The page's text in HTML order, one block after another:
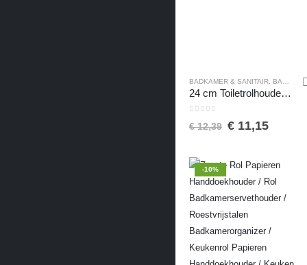
BADKAMER & SANITAIR BADKAMER ACCESSOIRES
24 cm Toiletrolhouder – Wc Rolhouder voor Papierhanddoeken – Servethouder Badkamer Organizer – Dubbel Schap Toiletpapierhouder – 2mm RVS Staal – Zwart
van de 5
€12,39 € 11,15
-10%